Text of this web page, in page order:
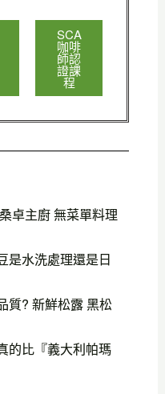
SCA
咖啡
師認
證課
程
卓主廚 無菜單料理
是水洗處理還是日
質? 新鮮松露 黑松
的比『義大利帕瑪